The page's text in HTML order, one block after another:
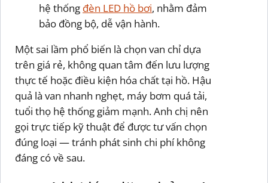
hệ thống đèn LED hồ bơi, nhằm đảm
bảo đồng bộ, dễ vận hành.
Một sai lầm phổ biến là chọn van chỉ dựa
trên giá rẻ, không quan tâm đến lưu lượng
thực tế hoặc điều kiện hóa chất tại hồ. Hậu
quả là van nhanh nghẹt, máy bơm quá tải,
tuổi thọ hệ thống giảm mạnh. Anh chị nên
gọi trực tiếp kỹ thuật để được tư vấn chọn
đúng loại — tránh phát sinh chi phí không
đáng có về sau.